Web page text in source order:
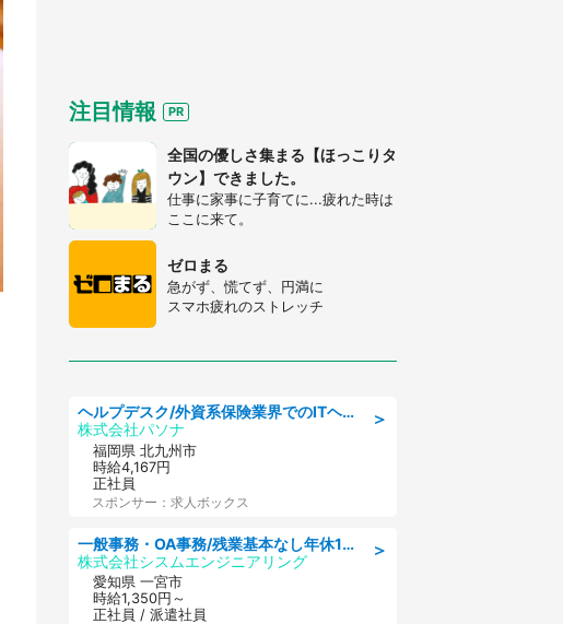
注目情報
全国の優しさ集まる【ほっこりタ
ウン】できました。
仕事に家事に子育てに...疲れた時は
ここに来て。
ゼロまる
急がず、慌てず、円満に
スマホ疲れのストレッチ
＞
ヘルプデスク/外資系保険業界でのITヘルプデスク業務/駅近/即日勤務可/ヘルプデスク
株式会社パソナ
福岡県 北九州市
時給4,167円
正社員
スポンサー：求人ボックス
＞
一般事務・OA事務/残業基本なし年休130日社保完備の一般・調達事務
株式会社シスムエンジニアリング
愛知県 一宮市
時給1,350円～
正社員 / 派遣社員